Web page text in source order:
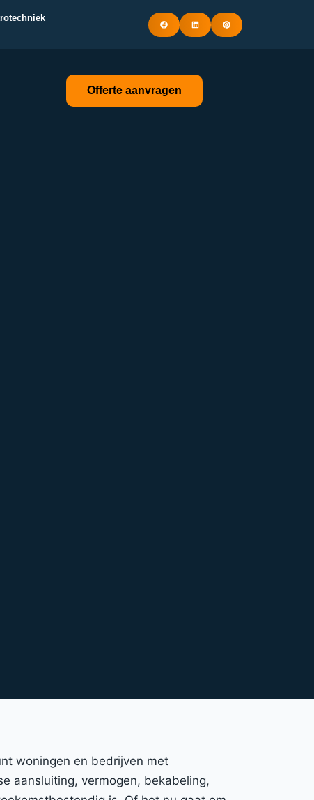
Offerte aanvragen
woningen en bedrijven met
aansluiting, vermogen, bekabeling,